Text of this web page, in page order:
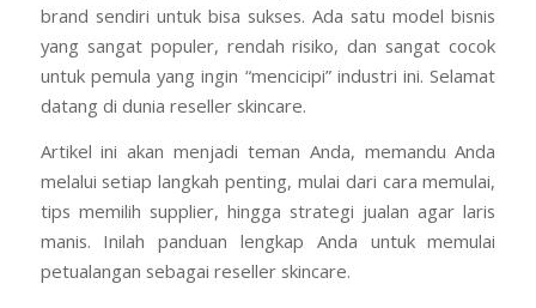
brand sendiri untuk bisa sukses. Ada satu model bisnis
yang sangat populer, rendah risiko, dan sangat cocok
untuk pemula yang ingin “mencicipi” industri ini. Selamat
datang di dunia reseller skincare.
Artikel ini akan menjadi teman Anda, memandu Anda
melalui setiap langkah penting, mulai dari cara memulai,
tips memilih supplier, hingga strategi jualan agar laris
manis. Inilah panduan lengkap Anda untuk memulai
petualangan sebagai reseller skincare.